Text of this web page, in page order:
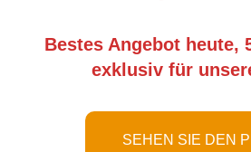
Bestes Angebot heute,
exklusiv für
SEHEN SIE DEN